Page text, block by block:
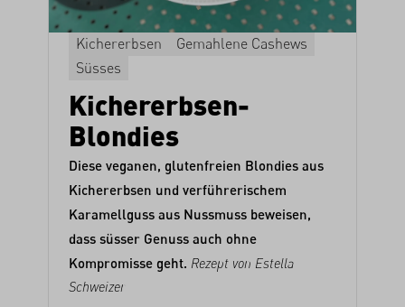
Kichererbsen
Gemahlene Cashews
Süsses
Kichererbsen-
Blondies
Diese veganen, glutenfreien Blondies aus
Kichererbsen und verführerischem
Karamellguss aus Nussmuss beweisen,
dass süsser Genuss auch ohne
Kompromisse geht. Rezept von Estella
Schweizer